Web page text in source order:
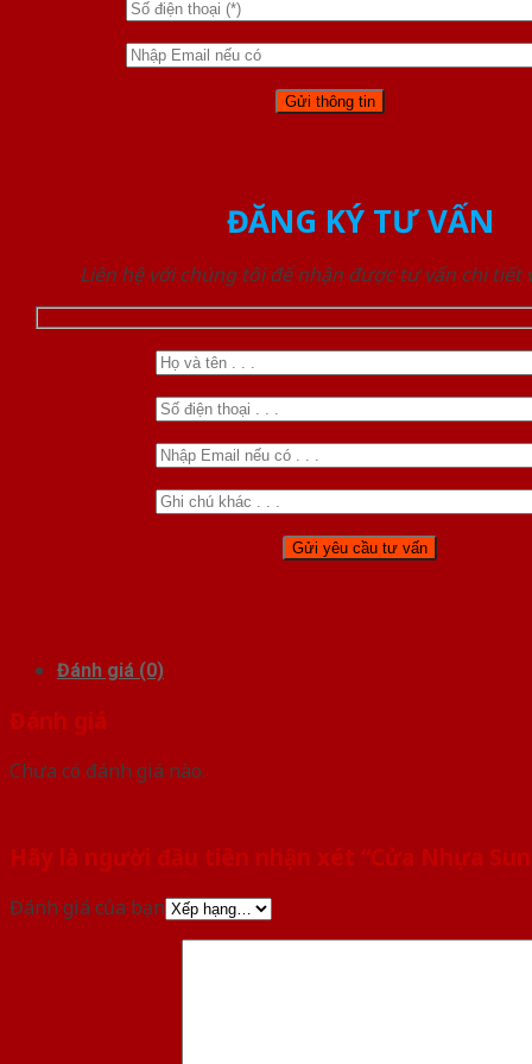
ĐĂNG KÝ TƯ VẤN
Liên hệ với chúng tôi để nhận được tư vấn chi tiết
Đánh giá (0)
Đánh giá
Chưa có đánh giá nào.
Hãy là người đầu tiên nhận xét “Cửa Nhựa
Đánh giá của bạn